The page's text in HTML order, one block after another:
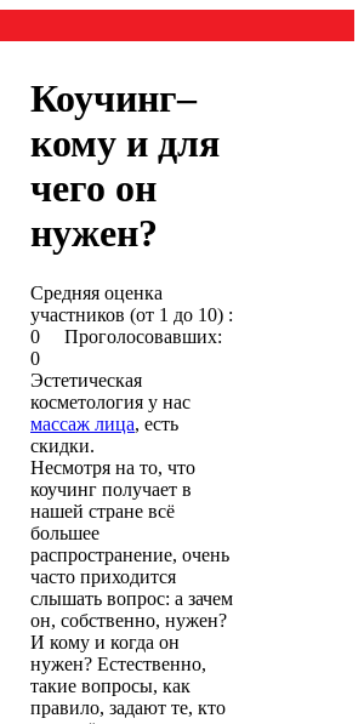
Коучинг–
кому и для
чего он
нужен?
Средняя оценка
участников (от 1 до 10) :
0 Проголосовавших:
0
Эстетическая
косметология у нас
массаж лица, есть
скидки.
Несмотря на то, что
коучинг получает в
нашей стране всё
большее
распространение, очень
часто приходится
слышать вопрос: а зачем
он, собственно, нужен?
И кому и когда он
нужен? Естественно,
такие вопросы, как
правило, задают те, кто